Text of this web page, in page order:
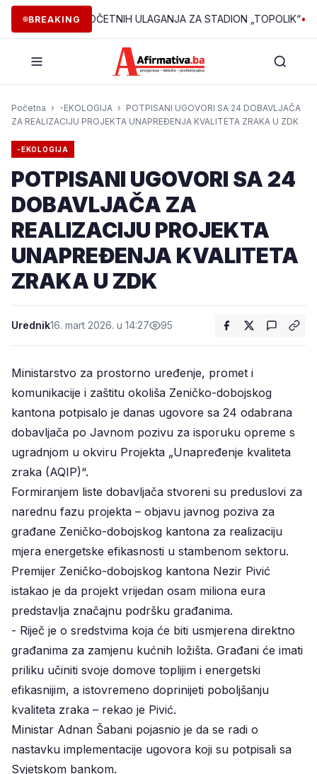
BREAKING
160.000 POČETNIH ULAGANJA ZA STADION „TOPOLIK“•
Početna › -EKOLOGIJA › POTPISANI UGOVORI SA 24 DOBAVLJAČA
ZA REALIZACIJU PROJEKTA UNAPREĐENJA KVALITETA ZRAKA U ZDK
-EKOLOGIJA
POTPISANI UGOVORI SA 24
DOBAVLJAČA ZA
REALIZACIJU PROJEKTA
UNAPREĐENJA KVALITETA
ZRAKA U ZDK
Urednik16. mart 2026. u 14:27 95
Ministarstvo za prostorno uređenje, promet i
komunikacije i zaštitu okoliša Zeničko-dobojskog
kantona potpisalo je danas ugovore sa 24 odabrana
dobavljača po Javnom pozivu za isporuku opreme s
ugradnjom u okviru Projekta „Unapređenje kvaliteta
zraka (AQIP)“.
Formiranjem liste dobavljača stvoreni su preduslovi za
narednu fazu projekta – objavu javnog poziva za
građane Zeničko-dobojskog kantona za realizaciju
mjera energetske efikasnosti u stambenom sektoru.
Premijer Zeničko-dobojskog kantona Nezir Pivić
istakao je da projekt vrijedan osam miliona eura
predstavlja značajnu podršku građanima.
- Riječ je o sredstvima koja će biti usmjerena direktno
građanima za zamjenu kućnih ložišta. Građani će imati
priliku učiniti svoje domove toplijim i energetski
efikasnijim, a istovremeno doprinijeti poboljšanju
kvaliteta zraka – rekao je Pivić.
Ministar Adnan Šabani pojasnio je da se radi o
nastavku implementacije ugovora koji su potpisali sa
Svjetskom bankom.